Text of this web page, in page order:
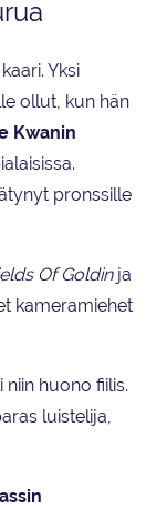
Yksi
ollut, kun hän
Kwanin
pronssille
Of Goldinja
kameramiehet
huono fiilis.
luistelija,